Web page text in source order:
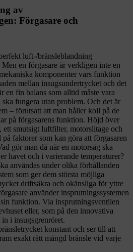
av
Förgasare och
luft-/bränsleblandning
en förgasare är verkligen inte en
komponenter vars funktion
mellan insugsundertrycket och det
en fin balans som alltid måste vara
fungera utan problem. Och det är
– förutsatt att man håller koll på de
på förgasarens funktion. Höjd över
ett smutsigt luftfilter, motorslitage och
faktorer som kan göra att förgasaren
gör man då när en motorsåg ska
havet och i varierande temperaturer?
användas under olika förhållanden
som ger dem största möjliga
driftsäkra och okänsliga för yttre
använder insprutningssystemen
funktion. Via insprutningsventilen
eller, som på den innovativa
i insugsgrenröret.
konstant och ser till att
exakt rätt mängd bränsle vid varje